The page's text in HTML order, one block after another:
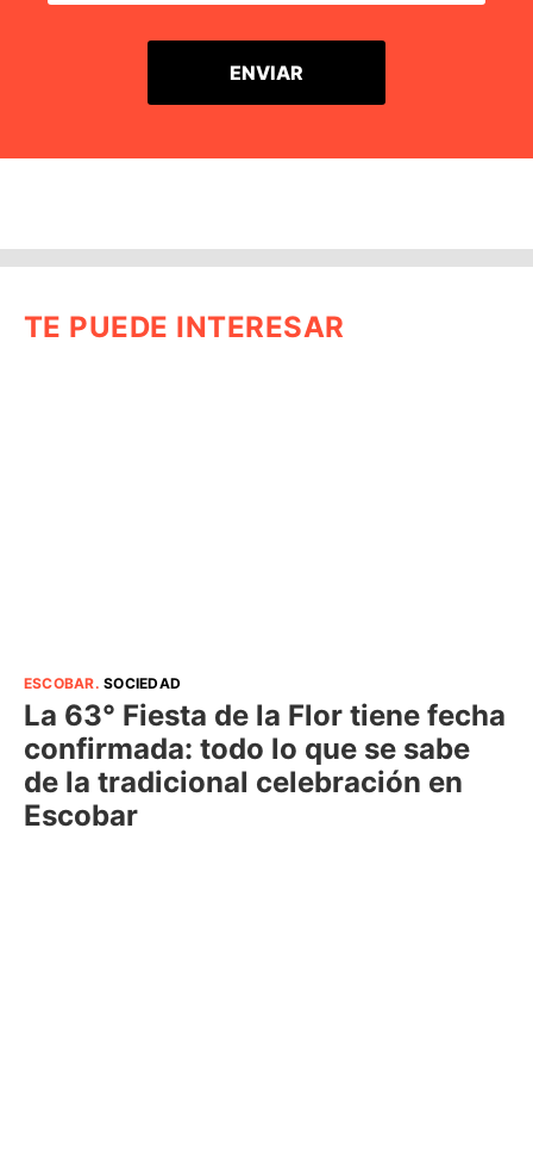
TE PUEDE INTERESAR
ESCOBAR.SOCIEDAD
La 63° Fiesta de la Flor tiene fecha
confirmada: todo lo que se sabe
de la tradicional celebración en
Escobar